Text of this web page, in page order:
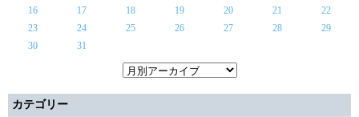
16
17 18 19 20 21
22
23
24 25 26 27 28
29
30
31
カテゴリー